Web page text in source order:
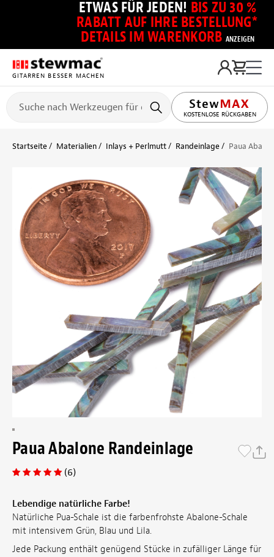
ETWAS FÜR JEDEN! BIS ZU 30 %
RABATT AUF IHRE BESTELLUNG*
DETAILS IM WARENKORB ANZEIGEN
GITARREN BESSER MACHEN
KOSTENLOSE RÜCKGABEN
Startseite Materialien Inlays + Perlmutt Randeinlage Paua
Paua Abalone Randeinlage
(6)
Lebendige natürliche Farbe!
Natürliche Pua-Schale ist die farbenfrohste Abalone-Schale
mit intensivem Grün, Blau und Lila.
Jede Packung enthält genügend Stücke in zufälliger Länge für